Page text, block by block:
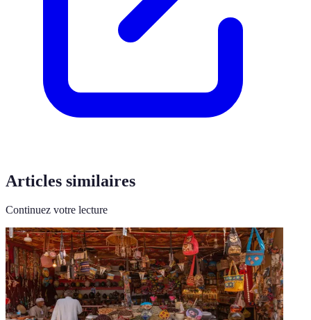
Articles similaires
Continuez votre lecture